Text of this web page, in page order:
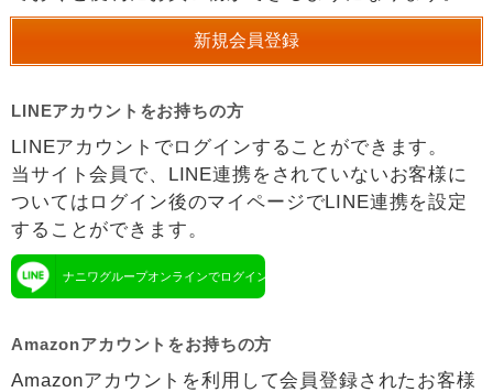
LINEアカウントをお持ちの方
LINEアカウントでログインすることができます。
当サイト会員で、LINE連携をされていないお客様に
ついてはログイン後のマイページでLINE連携を設定
することができます。
ナニワグループオンラインでログイン
Amazonアカウントをお持ちの方
Amazonアカウントを利用して会員登録されたお客様